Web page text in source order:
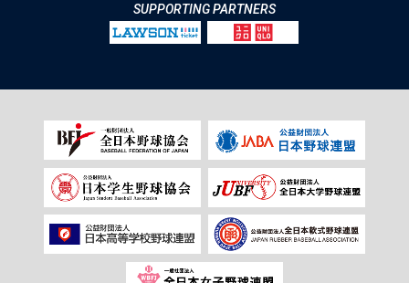
SUPPORTING PARTNERS